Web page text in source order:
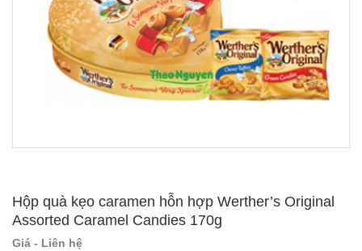
Hộp quà kẹo caramen hỗn hợp Werther’s Original
Assorted Caramel Candies 170g
Giá - Liên hệ